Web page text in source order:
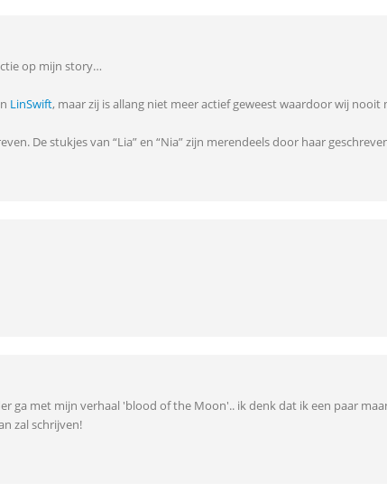
op mijn story…
LinSwift, maar zij is allang niet meer actief geweest waardoor wij
De stukjes van “Lia” en “Nia” zijn merendeels door haar
ga met mijn verhaal 'blood of the Moon'.. ik denk dat ik een paar
zal schrijven!